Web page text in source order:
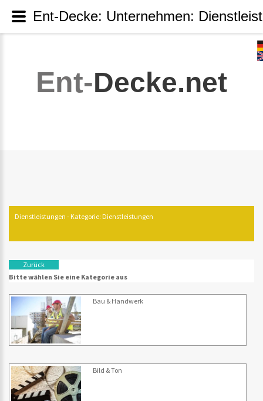
Ent-Decke.net
Dienstleistungen - Kategorie: Dienstleistungen
Zurück
Bitte wählen Sie eine Kategorie aus
Bau & Handwerk
Bild & Ton
Ent-Decke: Unternehmen: